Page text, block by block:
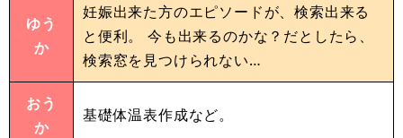
ゆう
か
妊娠出来た方のエピソードが、検索出来る
と便利。 今も出来るのかな？だとしたら、
検索窓を見つけられない…
おう
か
基礎体温表作成など。